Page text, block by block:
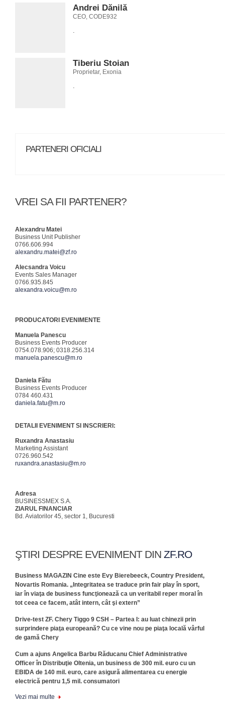
Andrei Dănilă
CEO, CODE932
.
Tiberiu Stoian
Proprietar, Exonia
.
PARTENERI OFICIALI
VREI SA FII PARTENER?
Alexandru Matei
Business Unit Publisher
0766.606.994
alexandru.matei@zf.ro
Alecsandra Voicu
Events Sales Manager
0766.935.845
alexandra.voicu@m.ro
PRODUCATORI EVENIMENTE
Manuela Panescu
Business Events Producer
0754.078.906; 0318.256.314
manuela.panescu@m.ro
Daniela Fătu
Business Events Producer
0784 460.431
daniela.fatu@m.ro
DETALII EVENIMENT SI INSCRIERI:
Ruxandra Anastasiu
Marketing Assistant
0726.960.542
ruxandra.anastasiu@m.ro
Adresa
BUSINESSMEX S.A.
ZIARUL FINANCIAR
Bd. Aviatorilor 45, sector 1, Bucuresti
ŞTIRI DESPRE EVENIMENT DIN ZF.RO
Business MAGAZIN Cine este Evy Bierebeeck, Country President,
Novartis Romania. „Integritatea se traduce prin fair play în sport,
iar în viaţa de business funcţionează ca un veritabil reper moral în
tot ceea ce facem, atât intern, cât şi extern”
Drive-test ZF. Chery Tiggo 9 CSH – Partea I: au luat chinezii prin
surprindere piaţa europeană? Cu ce vine nou pe piaţa locală vârful
de gamă Chery
Cum a ajuns Angelica Barbu Răducanu Chief Administrative
Officer în Distribuţie Oltenia, un business de 300 mil. euro cu un
EBIDA de 140 mil. euro, care asigură alimentarea cu energie
electrică pentru 1,5 mil. consumatori
Vezi mai multe